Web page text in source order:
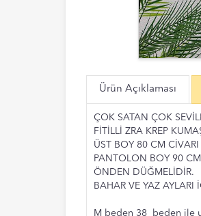
Ürün Açıklaması
ÇOK SATAN ÇOK
FİTİLLİ ZRA KREP
ÜST BOY 80 CM CİVARI
PANTOLON BOY 90
ÖNDEN DÜĞMELİDİR.
BAHAR VE YAZ AYLARI
M beden 38 beden ile